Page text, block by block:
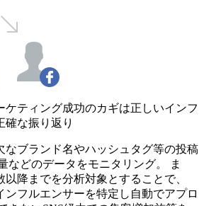
ケティング成功のカギは正しいインフ
確な振り返り
なブランド名やハッシュタグ等の投稿
などのデータをモニタリング。 ま
以降までを分析対象とすることで、
ンフルエンサーを特定し自動でアプロ